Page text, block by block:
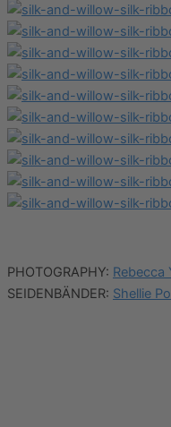
PHOTOGRAPHY: Rebecca
SEIDENBÄNDER: Shellie